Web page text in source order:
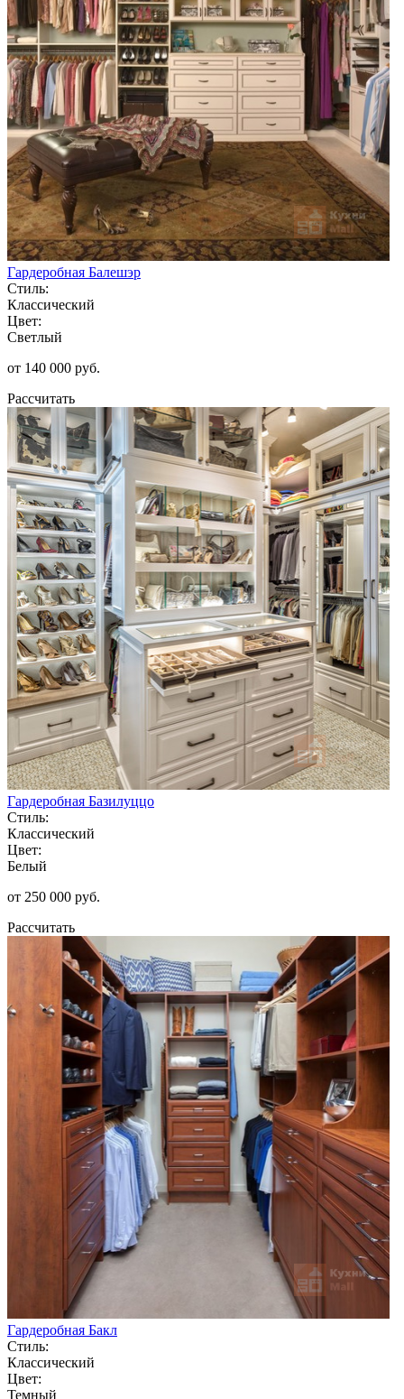
Гардеробная Балешэр
Стиль:
Классический
Цвет:
Светлый
от 140 000 руб.
Рассчитать
Гардеробная Базилуццо
Стиль:
Классический
Цвет:
Белый
от 250 000 руб.
Рассчитать
Гардеробная Бакл
Стиль:
Классический
Цвет:
Темный